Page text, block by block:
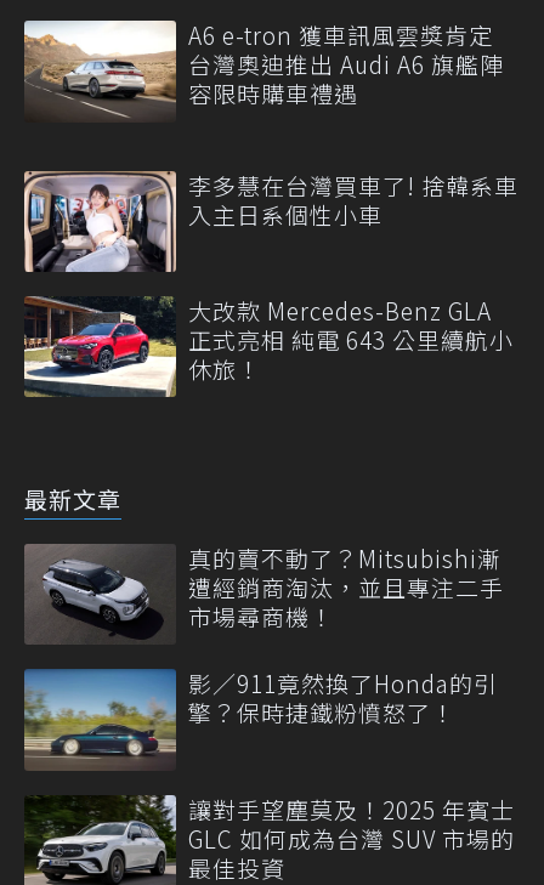
A6 e-tron 獲車訊風雲獎肯定
台灣奧迪推出 Audi A6 旗艦陣
容限時購車禮遇
李多慧在台灣買車了! 捨韓系車
入主日系個性小車
大改款 Mercedes-Benz GLA
正式亮相 純電 643 公里續航小
休旅！
最新文章
真的賣不動了？Mitsubishi漸
遭經銷商淘汰，並且專注二手
市場尋商機！
影／911竟然換了Honda的引
擎？保時捷鐵粉憤怒了！
讓對手望塵莫及！2025 年賓士
GLC 如何成為台灣 SUV 市場的
最佳投資